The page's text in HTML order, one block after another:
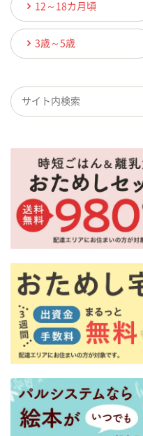
12～18カ月頃
3歳～5歳
検索キーワード入力